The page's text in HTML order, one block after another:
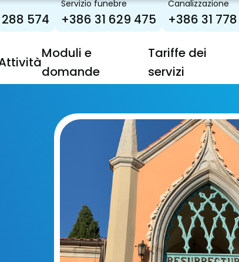
288 574
Servizio funebre
+386 31 629 475
Canalizzazione
+386 31
Moduli e
domande
Tariffe dei
servizi